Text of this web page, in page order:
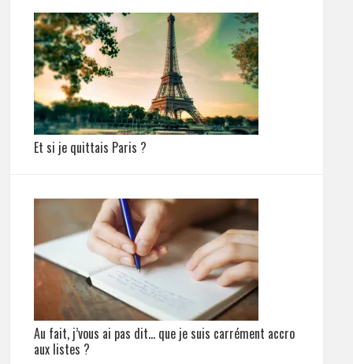
Et si je quittais Paris ?
Au fait, j’vous ai pas dit… que je suis carrément accro
aux listes ?